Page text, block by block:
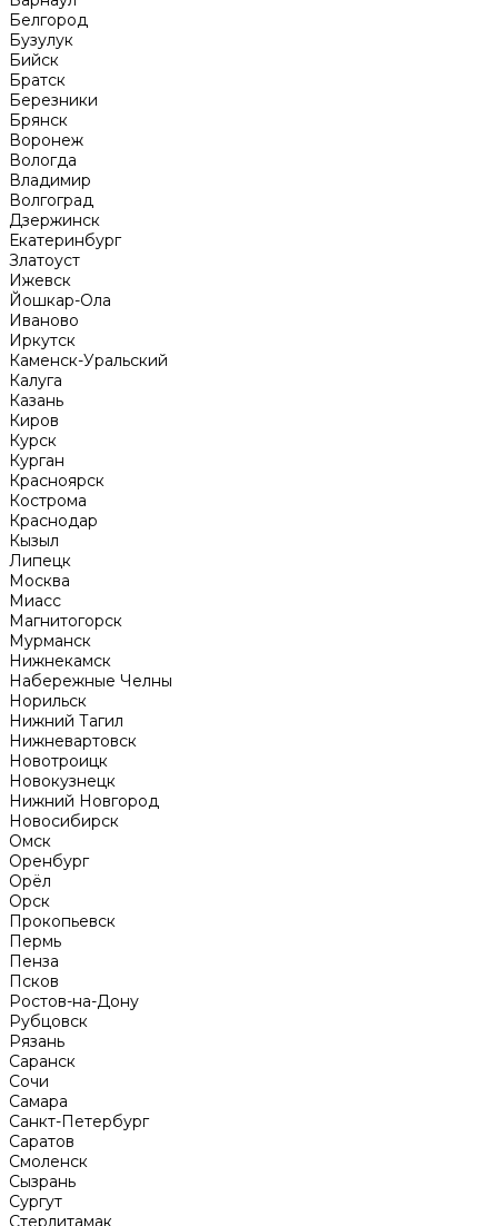
Белгород
Бузулук
Бийск
Братск
Березники
Брянск
Воронеж
Вологда
Владимир
Волгоград
Дзержинск
Екатеринбург
Златоуст
Ижевск
Йошкар-Ола
Иваново
Иркутск
Каменск-Уральский
Калуга
Казань
Киров
Курск
Курган
Красноярск
Кострома
Краснодар
Кызыл
Липецк
Москва
Миасс
Магнитогорск
Мурманск
Нижнекамск
Набережные Челны
Норильск
Нижний Тагил
Нижневартовск
Новотроицк
Новокузнецк
Нижний Новгород
Новосибирск
Омск
Оренбург
Орёл
Орск
Прокопьевск
Пермь
Пенза
Псков
Ростов-на-Дону
Рубцовск
Рязань
Саранск
Сочи
Самара
Санкт-Петербург
Саратов
Смоленск
Сызрань
Сургут
Стерлитамак